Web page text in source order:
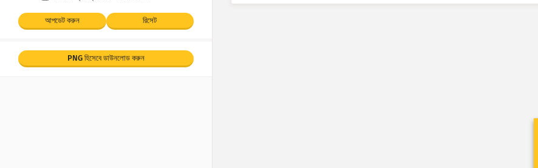
আপডেট করুন রিসেট
PNG হিসেবে ডাউনলোড করুন